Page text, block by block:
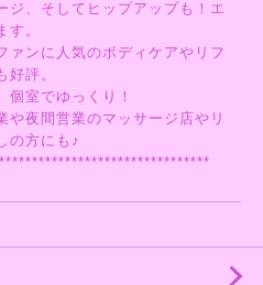
ジ、そしてヒップアップも！エ
す。
ァンに人気のボディケアやリフ
好評。
室でゆっくり！
や夜間営業のマッサージ店やリ
の方にも♪